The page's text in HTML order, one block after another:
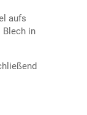
aufs
Blech in